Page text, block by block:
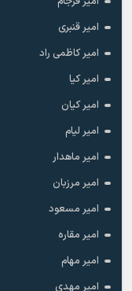
امیر قنبری
امیر کاظمی راد
امیر کیا
امیر کیان
امیر لیام
امیر ماهدار
امیر مرزبان
امیر مسعود
امیر مقاره
امیر مهام
امیر مهدی